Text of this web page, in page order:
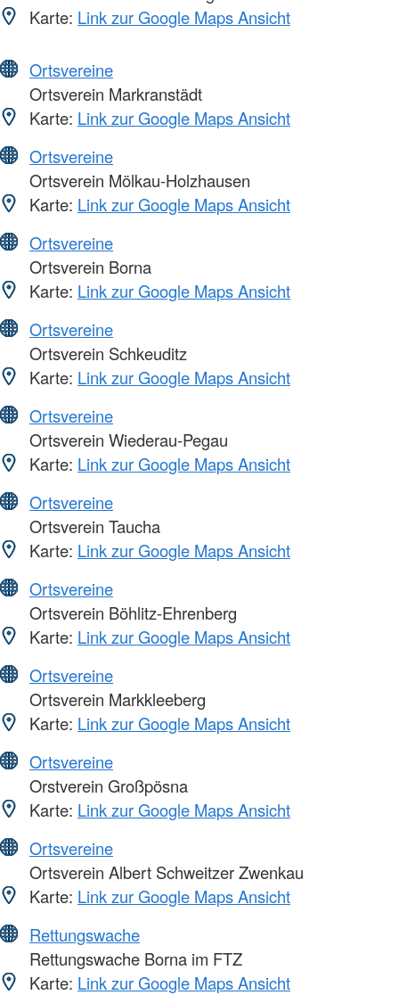
Karte: Link zur Google Maps Ansicht
Ortsvereine
Ortsverein Markranstädt
Karte: Link zur Google Maps Ansicht
Ortsvereine
Ortsverein Mölkau-Holzhausen
Karte: Link zur Google Maps Ansicht
Ortsvereine
Ortsverein Borna
Karte: Link zur Google Maps Ansicht
Ortsvereine
Ortsverein Schkeuditz
Karte: Link zur Google Maps Ansicht
Ortsvereine
Ortsverein Wiederau-Pegau
Karte: Link zur Google Maps Ansicht
Ortsvereine
Ortsverein Taucha
Karte: Link zur Google Maps Ansicht
Ortsvereine
Ortsverein Böhlitz-Ehrenberg
Karte: Link zur Google Maps Ansicht
Ortsvereine
Ortsverein Markkleeberg
Karte: Link zur Google Maps Ansicht
Ortsvereine
Orstverein Großpösna
Karte: Link zur Google Maps Ansicht
Ortsvereine
Ortsverein Albert Schweitzer Zwenkau
Karte: Link zur Google Maps Ansicht
Rettungswache
Rettungswache Borna im FTZ
Karte: Link zur Google Maps Ansicht